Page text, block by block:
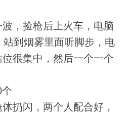
，捡枪后上火车，电脑
到烟雾里面听脚步，电
很集中，然后一个一个
扔闪，两个人配合好，